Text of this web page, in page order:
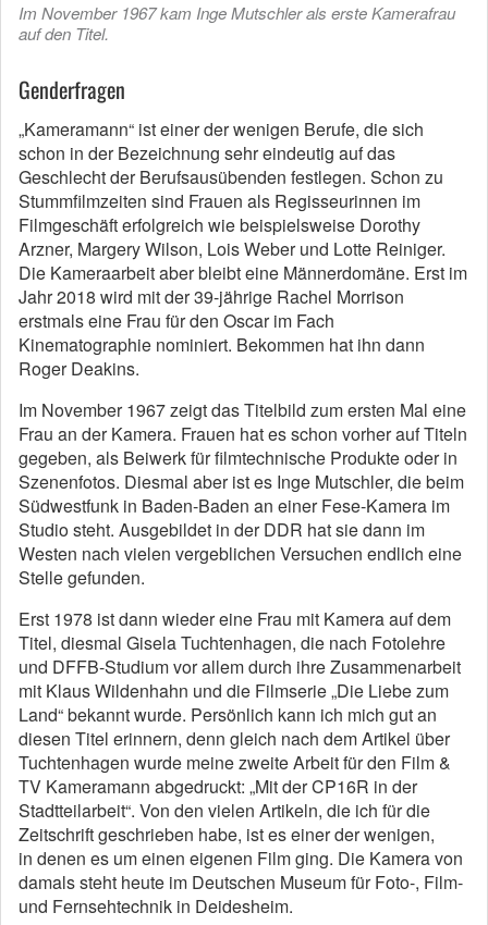
Im November 1967 kam Inge Mutschler als erste Kamerafrau
auf den Titel.
Genderfragen
„Kameramann“ ist einer der wenigen Berufe, die sich
schon in der Bezeichnung sehr eindeutig auf das
Geschlecht der Berufsausübenden festlegen. Schon zu
Stummfilmzeiten sind Frauen als Regisseurinnen im
Filmgeschäft erfolgreich wie beispielsweise Dorothy
Arzner, Margery Wilson, Lois Weber und Lotte Reiniger.
Die Kameraarbeit aber bleibt eine Männerdomäne. Erst im
Jahr 2018 wird mit der 39-jährige Rachel Morrison
erstmals eine Frau für den Oscar im Fach
Kinematographie nominiert. Bekommen hat ihn dann
Roger Deakins.
Im November 1967 zeigt das Titelbild zum ersten Mal eine
Frau an der Kamera. Frauen hat es schon vorher auf Titeln
gegeben, als Beiwerk für filmtechnische Produkte oder in
Szenenfotos. Diesmal aber ist es Inge Mutschler, die beim
Südwestfunk in Baden-Baden an einer Fese-Kamera im
Studio steht. Ausgebildet in der DDR hat sie dann im
Westen nach vielen vergeblichen Versuchen endlich eine
Stelle gefunden.
Erst 1978 ist dann wieder eine Frau mit Kamera auf dem
Titel, diesmal Gisela Tuchtenhagen, die nach Fotolehre
und DFFB-Studium vor allem durch ihre Zusammenarbeit
mit Klaus Wildenhahn und die Filmserie „Die Liebe zum
Land“ bekannt wurde. Persönlich kann ich mich gut an
diesen Titel erinnern, denn gleich nach dem Artikel über
Tuchtenhagen wurde meine zweite Arbeit für den Film &
TV Kameramann abgedruckt: „Mit der CP16R in der
Stadtteilarbeit“. Von den vielen Artikeln, die ich für die
Zeitschrift geschrieben habe, ist es einer der wenigen,
in denen es um einen eigenen Film ging. Die Kamera von
damals steht heute im Deutschen Museum für Foto-, Film-
und Fernsehtechnik in Deidesheim.